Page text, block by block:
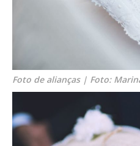
Foto de alianças | Foto: